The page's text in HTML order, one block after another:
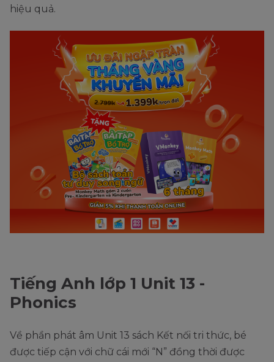
hiệu quả.
Tiếng Anh lớp 1 Unit 13 -
Phonics
Về phần phát âm Unit 13 sách Kết nối tri thức, bé
được tiếp cận với chữ cái mới “N” đồng thời được